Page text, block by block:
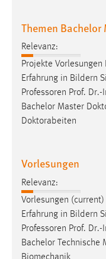
Themen
Relevanz:
Projekte
Erfahrung in Bildern
Professoren Prof. Dr.-
Bachelor Master
Doktorabeiten
Vorlesungen
Relevanz:
Vorlesungen
Erfahrung in Bildern
Professoren Prof.
Bachelor Technische
Biomechanik